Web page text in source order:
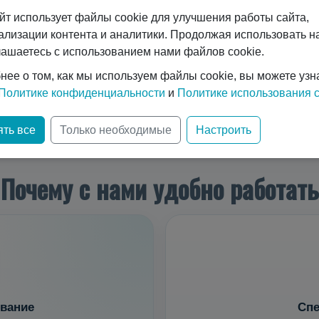
криогенных жидких газов (кислород
водным и автомобильным транспортом в прямом и
разгрузка с одного вида транспорта на другой
показателям: габариты, масса брутто,
Показать еще
Почему с нами удобно работать
использует файлы cookie для улучшения работы сайта,
контента и аналитики. Продолжая использовать
с использованием нами файлов cookie.
о том, как мы используем файлы cookie, вы можете
Политике конфиденциальности и Политике использования
все Только необходимые Настроить